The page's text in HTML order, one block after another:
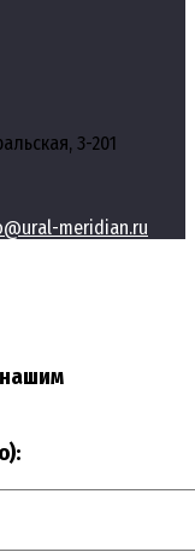
3-201
meridian.ru